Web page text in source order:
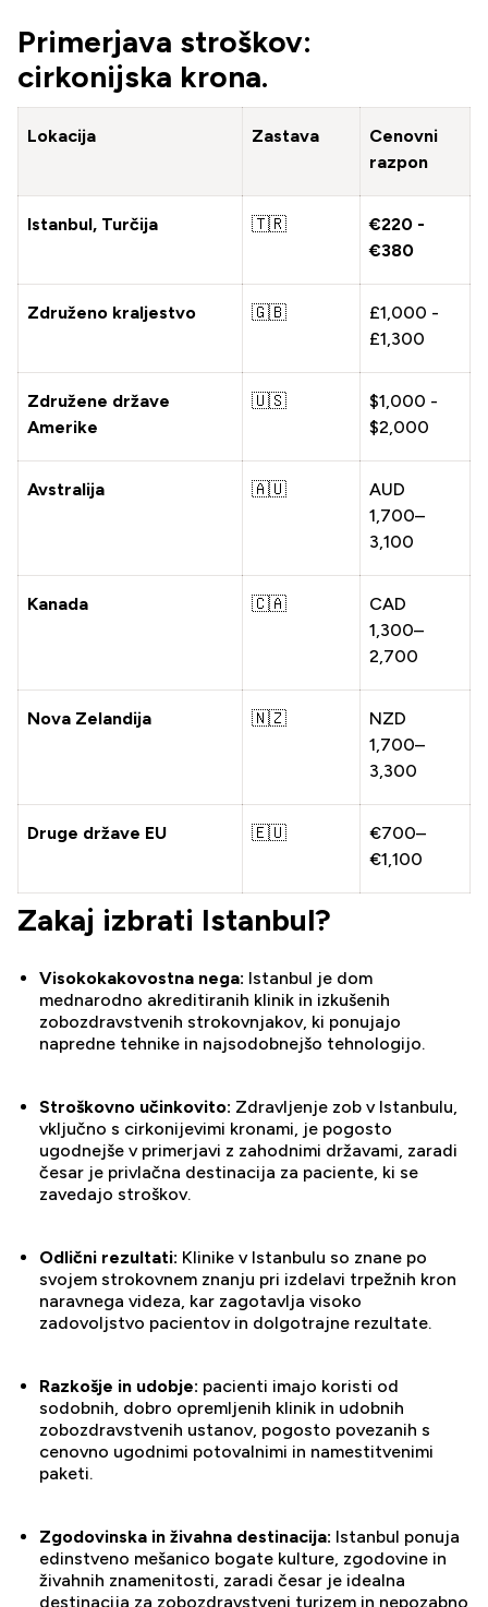
Primerjava stroškov:
cirkonijska krona.
Lokacija Zastava
Cenovni
razpon
Istanbul, Turčija 🇹🇷
€220 -
€380
Združeno kraljestvo 🇬🇧
£1,000 -
£1,300
Združene države
Amerike
🇺🇸
$1,000 -
$2,000
Avstralija 🇦🇺
AUD
1,700–
3,100
Kanada 🇨🇦
CAD
1,300–
2,700
Nova Zelandija 🇳🇿
NZD
1,700–
3,300
Druge države EU 🇪🇺
€700–
€1,100
Zakaj izbrati Istanbul?
Visokokakovostna nega: Istanbul je dom
mednarodno akreditiranih klinik in izkušenih
zobozdravstvenih strokovnjakov, ki ponujajo
napredne tehnike in najsodobnejšo tehnologijo.
Stroškovno učinkovito: Zdravljenje zob v Istanbulu,
vključno s cirkonijevimi kronami, je pogosto
ugodnejše v primerjavi z zahodnimi državami, zaradi
česar je privlačna destinacija za paciente, ki se
zavedajo stroškov.
Odlični rezultati: Klinike v Istanbulu so znane po
svojem strokovnem znanju pri izdelavi trpežnih kron
naravnega videza, kar zagotavlja visoko
zadovoljstvo pacientov in dolgotrajne rezultate.
Razkošje in udobje: pacienti imajo koristi od
sodobnih, dobro opremljenih klinik in udobnih
zobozdravstvenih ustanov, pogosto povezanih s
cenovno ugodnimi potovalnimi in namestitvenimi
paketi.
Zgodovinska in živahna destinacija: Istanbul ponuja
edinstveno mešanico bogate kulture, zgodovine in
živahnih znamenitosti, zaradi česar je idealna
destinacija za zobozdravstveni turizem in nepozabno